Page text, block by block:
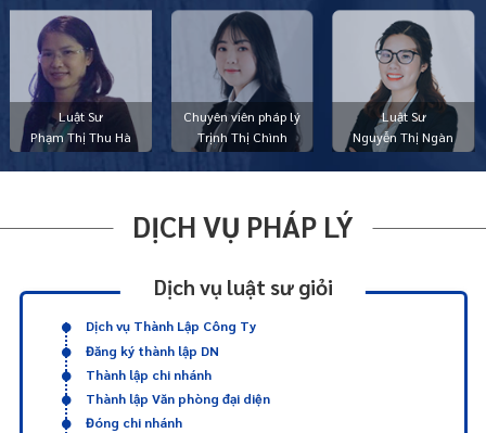
Luật Sư
Phạm Thị Thu Hà
Chuyên viên pháp lý
Trịnh Thị Chình
Luật Sư
Nguyễn Thị Ngàn
DỊCH VỤ PHÁP LÝ
Dịch vụ luật sư giỏi
Dịch vụ Thành Lập Công Ty
Đăng ký thành lập DN
Thành lập chi nhánh
Thành lập Văn phòng đại diện
Đóng chi nhánh